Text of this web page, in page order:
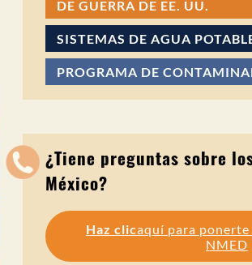
DE GUERRA DE EE. UU.
SISTEMAS DE AGUA
PROGRAMA DE
¿Tiene preguntas sobre
México?
Haz clicaquí para
NMED